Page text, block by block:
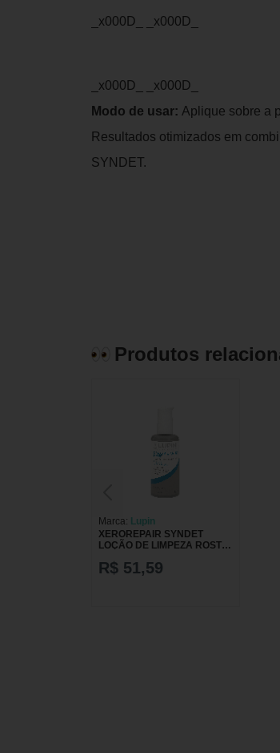
_x000D_ _x000D_
_x000D_ _x000D_
Modo de usar: Aplique sobre a
Resultados otimizados em
SYNDET.
Produtos
Marca: Lupin
XEROREPAIR SYNDET
LOÇÃO DE LIMPEZA ROSTO
150ml - Lupin
R$ 51,59